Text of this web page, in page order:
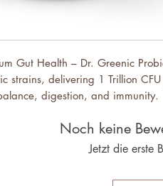
Gut Health – Dr. Greenic
strains, delivering 1 Trillion
digestion, and immunity.
Bacillus (spore-forming),
ensuring superior microbiome
& Bloating Relief – Designed to
Noch keine
Jetzt die erste